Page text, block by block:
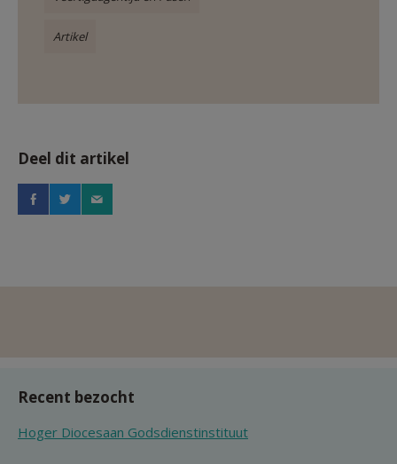
Artikel
Deel dit artikel
Recent bezocht
Hoger Diocesaan Godsdienstinstituut